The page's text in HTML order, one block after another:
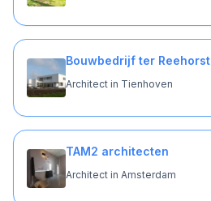
Bouwbedrijf ter Reehorst
Architect in Tienhoven
TAM2 architecten
Architect in Amsterdam